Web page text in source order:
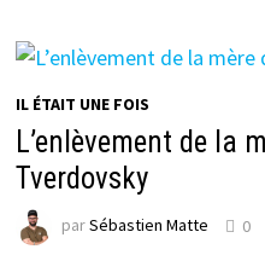
IL ÉTAIT UNE FOIS
L’enlèvement de la
Tverdovsky
parSébastien Matte 0